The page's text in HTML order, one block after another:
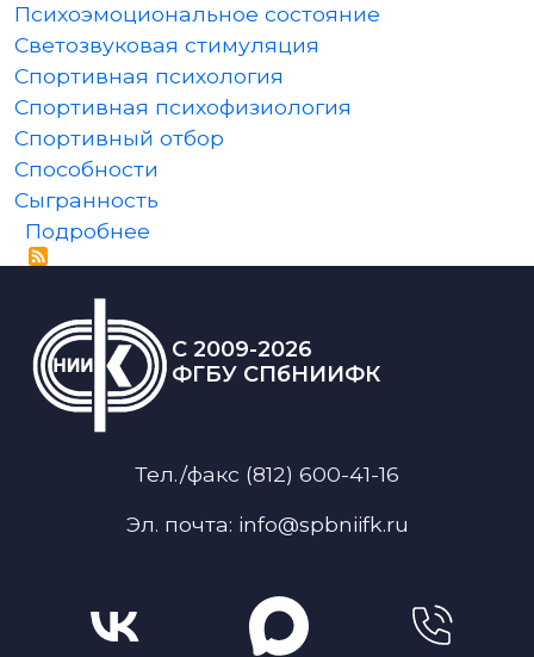
Психоэмоциональное состояние
Светозвуковая стимуляция
Спортивная психология
Спортивная психофизиология
Спортивный отбор
Способности
Сыгранность
Подробнеео Онлайн семинар серии
C 2009-2026
ФГБУ СПбНИИФК
Тел./факс (812) 600-41-16
Эл. почта: info@spbniifk.ru